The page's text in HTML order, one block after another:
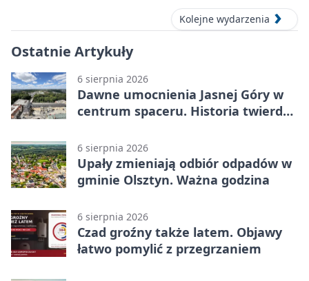
Kolejne wydarzenia
Ostatnie Artykuły
6 sierpnia 2026
Dawne umocnienia Jasnej Góry w
centrum spaceru. Historia twierdzy
6 sierpnia 2026
Upały zmieniają odbiór odpadów w
gminie Olsztyn. Ważna godzina
6 sierpnia 2026
Czad groźny także latem. Objawy
łatwo pomylić z przegrzaniem